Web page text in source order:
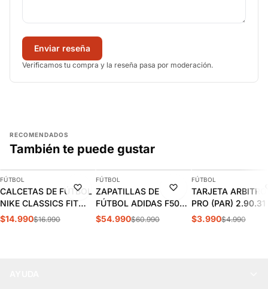
Enviar reseña
Verificamos tu compra y la reseña pasa por moderación.
RECOMENDADOS
También te puede gustar
-12%
AGREGAR
FÚTBOL
CALCETAS DE FÚTBOL
NIKE CLASSICS FIT
ADULTO SX4120-402
$14.990$16.990
-10%
AGREGAR
FÚTBOL
ZAPATILLAS DE
FÚTBOL ADIDAS F50
CLUB FG/MG
$54.990$60.990
-20%
FÚTBOL
TARJETA
PRO (PAR) 2.90.31
$3.990$4.990